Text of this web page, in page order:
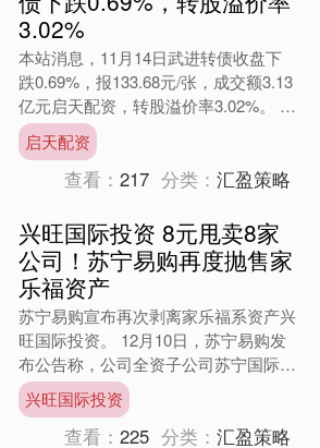
3.02%
本站消息，11月14日武进转债收盘下
跌0.69%，报133.68元/张，成交额3.13
亿元启天配资，转股溢价率3.02%。 资
料显示，武进转债信用级别为“AA”....
启天配资
查看：217 分类：汇盈策略
兴旺国际投资 8元甩卖8家
公司！苏宁易购再度抛售家
乐福资产
苏宁易购宣布再次剥离家乐福系资产兴
旺国际投资。 12月10日，苏宁易购发
布公告称，公司全资子公司苏宁国际旗
下控股子公司以合计8元对价，向上海
启纾家福出售8家公司....
兴旺国际投资
查看：225 分类：汇盈策略